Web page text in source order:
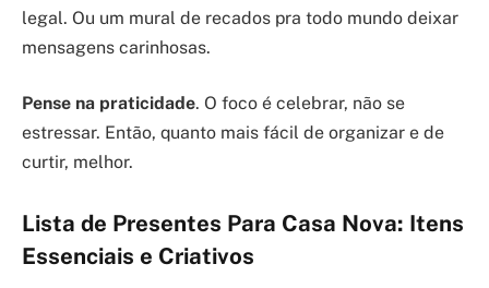
legal. Ou um mural de recados pra todo mundo deixar
mensagens carinhosas.
Pense na praticidade. O foco é celebrar, não se
estressar. Então, quanto mais fácil de organizar e de
curtir, melhor.
Lista de Presentes Para Casa Nova: Itens
Essenciais e Criativos